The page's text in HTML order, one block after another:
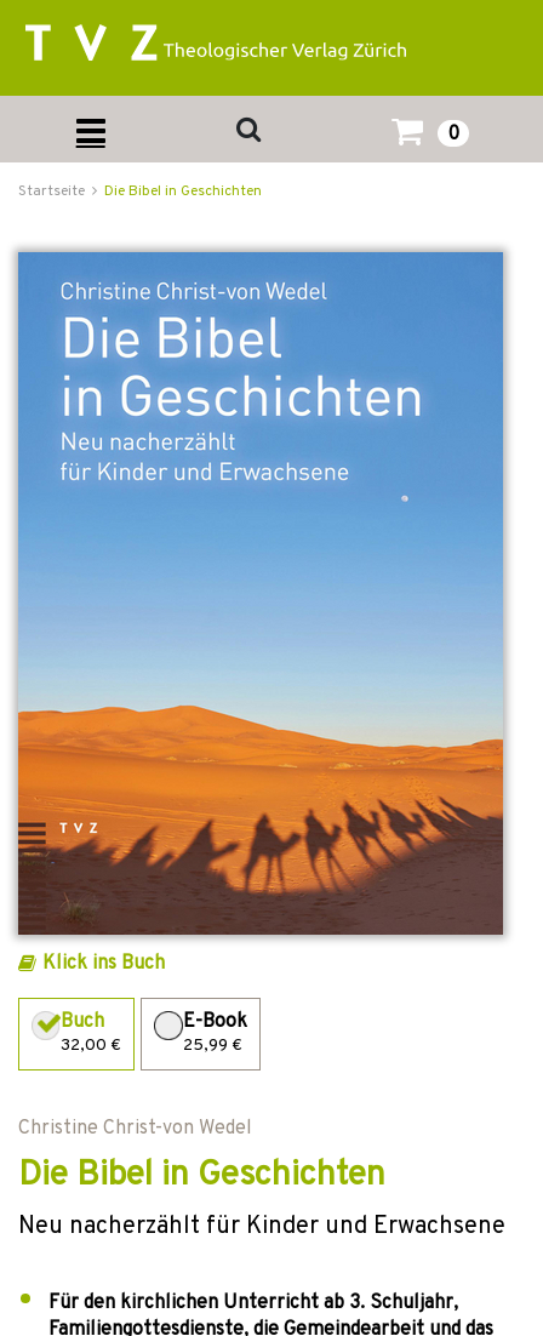
0
Startseite Die Bibel in Geschichten
Klick ins Buch
Buch
32,00 €
E-Book
25,99 €
Christine Christ-von Wedel
Die Bibel in Geschichten
Neu nacherzählt für Kinder und Erwachsene
Für den kirchlichen Unterricht ab 3. Schuljahr,
Familiengottesdienste, die Gemeindearbeit und das